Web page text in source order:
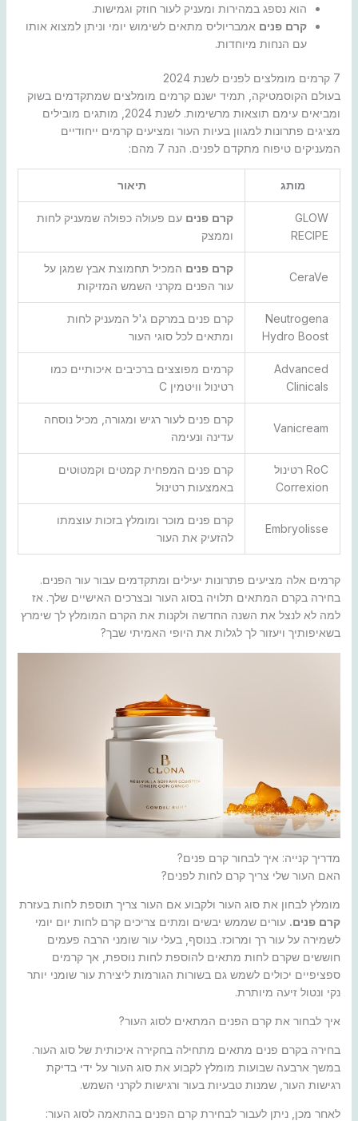
הוא נספג במהירות ומעניק לעור חוזק וגמישות.
קרם פנים אמבריוליס מתאים לשימוש יומי וניתן למצוא אותו
עם הנחות מיוחדות.
7 קרמים מומלצים לפנים לשנת 2024
בעולם הקוסמטיקה, תמיד ישנם קרמים מומלצים שמתקדמים בשוק
ומביאים עימם תוצאות מרשימות. לשנת 2024, מותגים מובילים
מציגים פתרונות למגוון בעיות העור ומציעים קרמים ייחודיים
המעניקים טיפוח מתקדם לפנים. הנה 7 מהם:
מותג תיאור
GLOW
RECIPE
קרם פנים עם פעולה כפולה שמעניק לחות
וממצק
CeraVe
קרם פנים המכיל תחמוצת אבץ שמגן על
עור הפנים מקרני השמש המזיקות
Neutrogena
Hydro Boost
קרם פנים במרקם ג'ל המעניק לחות
ומתאים לכל סוגי העור
Advanced
Clinicals
קרמים מפוצצים ברכיבים איכותיים כמו
רטינול וויטמין C
Vanicream
קרם פנים לעור רגיש ומגורה, מכיל נוסחה
עדינה ונעימה
RoC רטינול
Correxion
קרם פנים המפחית קמטים וקמטוטים
באמצעות רטינול
Embryolisse
קרם פנים מוכר ומומלץ בזכות עוצמתו
להזעיק את העור
קרמים אלה מציעים פתרונות יעילים ומתקדמים עבור עור הפנים.
בחירה בקרם המתאים תלויה בסוג העור ובצרכים האישיים שלך. אז
למה לא לנצל את השנה החדשה ולקנות את הקרם המומלץ לך שימרץ
בשאיפותיך ויעזור לך לגלות את היופי האמיתי שבך?
מדריך קנייה: איך לבחור קרם פנים?
האם העור שלי צריך קרם לחות לפנים?
מומלץ לבחון את סוג העור ולקבוע אם העור צריך תוספת לחות בעזרת
קרם פנים. עורים שממש יבשים ומתים צריכים קרם לחות יום יומי
לשמירה על עור רך ומרוכז. בנוסף, בעלי עור שומני הרבה פעמים
חוששים שקרם לחות מתאים להוספת לחות נוספת, אך קרמים
ספציפיים יכולים לשמש גם בשורות הגורמות ליצירת עור שומני יותר
נקי ונטול זיעה מיותרת.
איך לבחור את קרם הפנים המתאים לסוג העור?
בחירה בקרם פנים מתאים מתחילה בחקירה איכותית של סוג העור.
במשך ארבעה שבועות מומלץ לקבוע את סוג העור על ידי בדיקת
רגישות העור, שמנות טבעיות בעור ורגישות לקרני השמש.
לאחר מכן, ניתן לעבור לבחירת קרם הפנים בהתאמה לסוג העור: